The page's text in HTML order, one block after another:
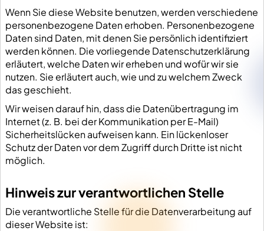
Wenn Sie diese Website benutzen, werden verschiedene
personenbezogene Daten erhoben. Personenbezogene
Daten sind Daten, mit denen Sie persönlich identifiziert
werden können. Die vorliegende Datenschutzerklärung
erläutert, welche Daten wir erheben und wofür wir sie
nutzen. Sie erläutert auch, wie und zu welchem Zweck
das geschieht.
Wir weisen darauf hin, dass die Datenübertragung im
Internet (z. B. bei der Kommunikation per E-Mail)
Sicherheitslücken aufweisen kann. Ein lückenloser
Schutz der Daten vor dem Zugriff durch Dritte ist nicht
möglich.
Hinweis zur verantwortlichen Stelle
Die verantwortliche Stelle für die Datenverarbeitung auf
dieser Website ist: